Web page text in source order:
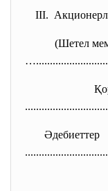
ІІІ.
(Шетел
..............................
Әдебиеттер
..............................